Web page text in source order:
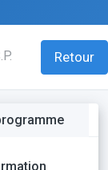
Retour